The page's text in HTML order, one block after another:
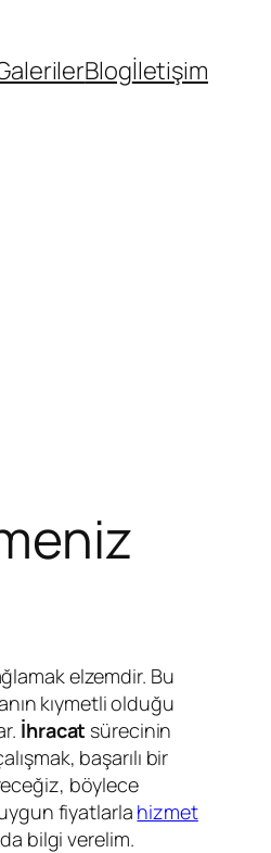
Blogİletişim
elzemdir. Bu
kıymetli olduğu
İhracat sürecinin
başarılı bir
böylece
fiyatlarla hizmet
bilgi verelim.